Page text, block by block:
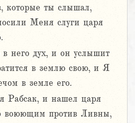
которые ты слышал,
Меня слуги царя
него дух, и он услышит
в землю свою, и Я
в земле его.
Рабсак, и нашел царя
воюющим против Ливны,